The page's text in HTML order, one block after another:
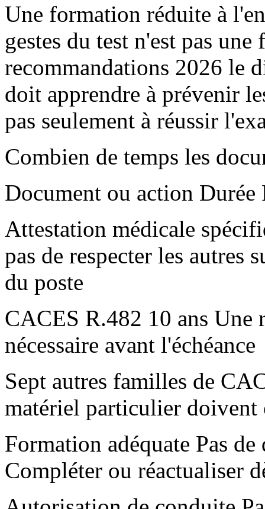
Une formation réduite à
gestes du test n'est pas
recommandations 2026 le
doit apprendre à prévenir
pas seulement à réussir
Combien de temps les
Document ou action
Attestation médicale
pas de respecter les autres
du poste
CACES R.482 10 ans Une
nécessaire avant l'échéance
Sept autres familles de
matériel particulier doivent
Formation adéquate Pas
Compléter ou réactualiser